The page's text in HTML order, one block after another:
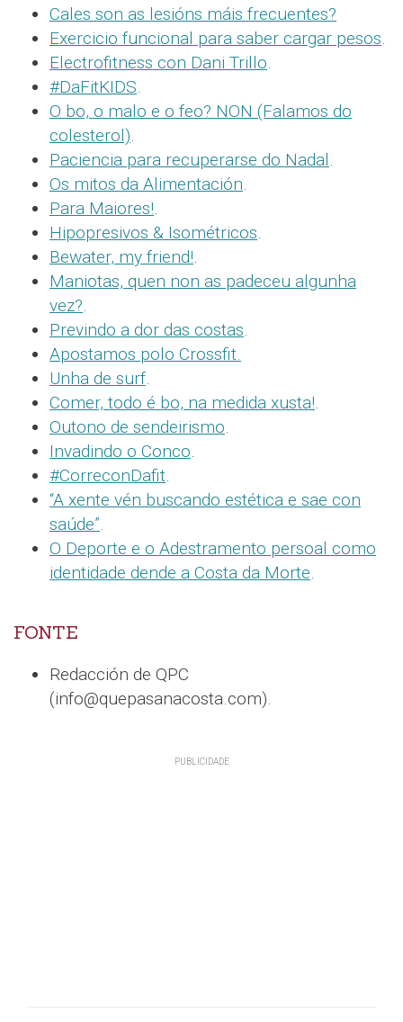
Cales son as lesións máis frecuentes?
Exercicio funcional para saber cargar pesos
Electrofitness con Dani Trillo
#DaFitKIDS
O bo, o malo e o feo? NON (Falamos do
colesterol)
Paciencia para recuperarse do Nadal
Os mitos da Alimentación
Para Maiores!
Hipopresivos & Isométricos
Bewater, my friend!
Maniotas, quen non as padeceu algunha
vez?
Previndo a dor das costas
Apostamos polo Crossfit.
Unha de surf
Comer, todo é bo, na medida xusta!
Outono de sendeirismo
Invadindo o Conco
#CorreconDafit
“A xente vén buscando estética e sae con
saúde”
O Deporte e o Adestramento persoal como
identidade dende a Costa da Morte
FONTE
Redacción de QPC
(info@quepasanacosta.com).